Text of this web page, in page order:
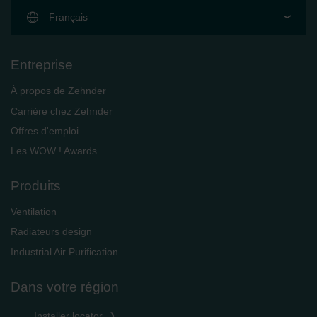
Français
Entreprise
À propos de Zehnder
Carrière chez Zehnder
Offres d'emploi
Les WOW ! Awards
Produits
Ventilation
Radiateurs design
Industrial Air Purification
Dans votre région